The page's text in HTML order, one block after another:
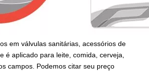
em válvulas sanitárias, acessórios de
é aplicado para leite, comida, cerveja,
campos. Podemos citar seu preço